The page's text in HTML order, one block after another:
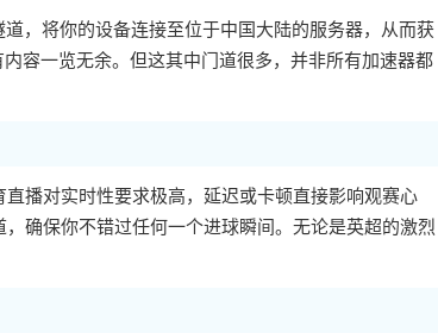
，将你的设备连接至位于中国大陆的服务器，从而获
容一览无余。但这其中门道很多，并非所有加速器都
播对实时性要求极高，延迟或卡顿直接影响观赛心
确保你不错过任何一个进球瞬间。无论是英超的激烈